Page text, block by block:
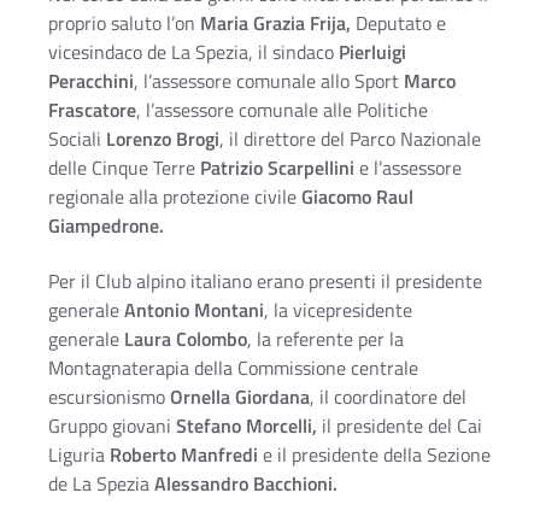
proprio saluto l’on Maria Grazia Frija, Deputato e
vicesindaco de La Spezia, il sindaco Pierluigi
Peracchini, l’assessore comunale allo Sport Marco
Frascatore, l’assessore comunale alle Politiche
Sociali Lorenzo Brogi, il direttore del Parco Nazionale
delle Cinque Terre Patrizio Scarpellini e l’assessore
regionale alla protezione civileGiacomo Raul
Giampedrone.
Per il Club alpino italiano erano presenti il presidente
generaleAntonio Montani, la vicepresidente
generale Laura Colombo, la referente per la
Montagnaterapia della Commissione centrale
escursionismoOrnella Giordana, il coordinatore del
Gruppo giovani Stefano Morcelli, il presidente del Cai
Liguria Roberto Manfredi e il presidente della Sezione
de La SpeziaAlessandro Bacchioni.